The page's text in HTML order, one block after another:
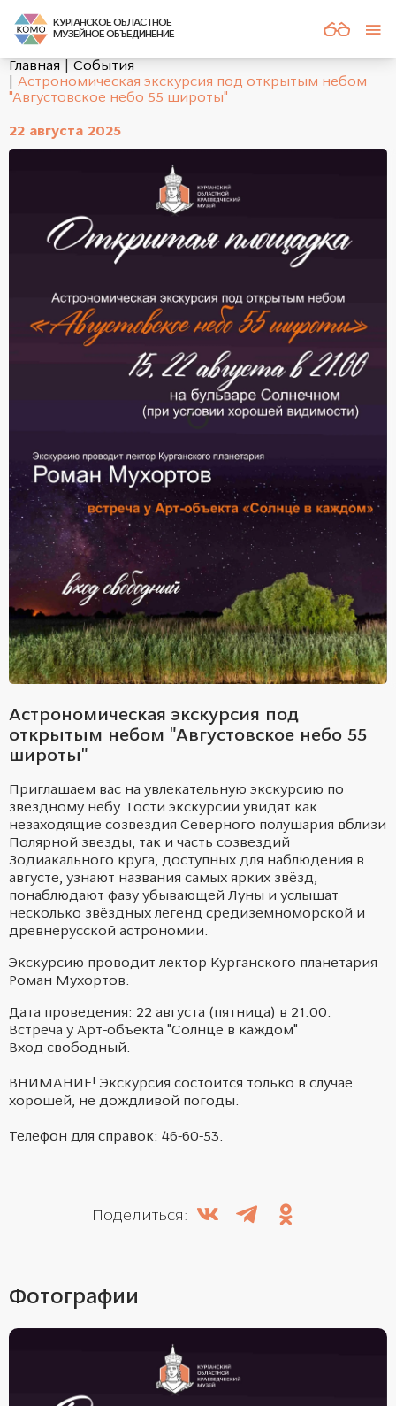
КУРГАНСКОЕ ОБЛАСТНОЕ
МУЗЕЙНОЕ ОБЪЕДИНЕНИЕ
Главная
События
Астрономическая экскурсия под открытым небом
"Августовское небо 55 широты"
Астрономическая экскурсия под
открытым небом "Августовское небо 55
широты"
Приглашаем вас на увлекательную экскурсию по
звездному небу. Гости экскурсии увидят как
незаходящие созвездия Северного полушария вблизи
Полярной звезды, так и часть созвездий
Зодиакального круга, доступных для наблюдения в
августе, узнают названия самых ярких звёзд,
понаблюдают фазу убывающей Луны и услышат
несколько звёздных легенд средиземноморской и
древнерусской астрономии.
Экскурсию проводит лектор Курганского планетария
Роман Мухортов.
Дата проведения: 22 августа (пятница) в 21.00.
Встреча у Арт-объекта "Солнце в каждом"
Вход свободный.
ВНИМАНИЕ! Экскурсия состоится только в случае
хорошей, не дождливой погоды.
Телефон для справок: 46-60-53.
Поделиться:
22 августа 2025
Фотографии